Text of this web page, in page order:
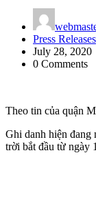
Press Releases
July 28, 2020
0 Comments
Theo tin của quận
Ghi danh hiện đang
trời bắt đầu từ ngày